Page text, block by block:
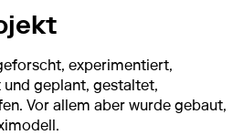
experimentiert,
geplant, gestaltet,
Vor allem aber wurde gebaut,